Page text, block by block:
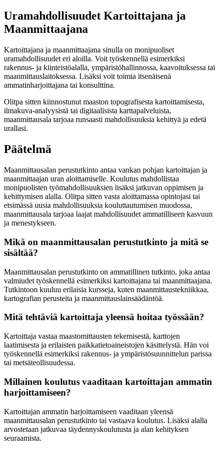
Uramahdollisuudet Kartoittajana ja
Maanmittaajana
Kartoittajana ja maanmittaajana sinulla on monipuoliset
uramahdollisuudet eri aloilla. Voit työskennellä esimerkiksi
rakennus- ja kiinteistöalalla, ympäristöhallinnossa, kaavoituksessa tai
maanmittauslaitoksessa. Lisäksi voit toimia itsenäisenä
ammatinharjoittajana tai konsulttina.
Olitpa sitten kiinnostunut maaston topografisesta kartoittamisesta,
ilmakuva-analyysistä tai digitaalisista karttapalveluista,
maanmittausala tarjoaa runsaasti mahdollisuuksia kehittyä ja edetä
urallasi.
Päätelmä
Maanmittausalan perustutkinto antaa vankan pohjan kartoittajan ja
maanmittaajan uran aloittamiselle. Koulutus mahdollistaa
monipuolisten työmahdollisuuksien lisäksi jatkuvan oppimisen ja
kehittymisen alalla. Olitpa sitten vasta aloittamassa opintojasi tai
etsimässä uusia mahdollisuuksia kouluttautumisen muodossa,
maanmittausala tarjoaa laajat mahdollisuudet ammatilliseen kasvuun
ja menestykseen.
Mikä on maanmittausalan perustutkinto ja mitä se
sisältää?
Maanmittausalan perustutkinto on ammatillinen tutkinto, joka antaa
valmiudet työskennellä esimerkiksi kartoittajana tai maanmittaajana.
Tutkintoon kuuluu erilaisia kursseja, kuten maanmittaustekniikkaa,
kartografian perusteita ja maanmittauslainsäädäntöä.
Mitä tehtäviä kartoittaja yleensä hoitaa työssään?
Kartoittaja vastaa maastomittausten tekemisestä, karttojen
laatimisesta ja erilaisten paikkatietoaineistojen käsittelystä. Hän voi
työskennellä esimerkiksi rakennus- ja ympäristösuunnittelun parissa
tai metsäteollisuudessa.
Millainen koulutus vaaditaan kartoittajan ammatin
harjoittamiseen?
Kartoittajan ammatin harjoittamiseen vaaditaan yleensä
maanmittausalan perustutkinto tai vastaava koulutus. Lisäksi alalla
arvostetaan jatkuvaa täydennyskoulutusta ja alan kehityksen
seuraamista.